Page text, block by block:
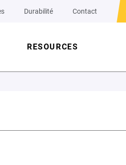
Durabilité Contact
RESOURCES